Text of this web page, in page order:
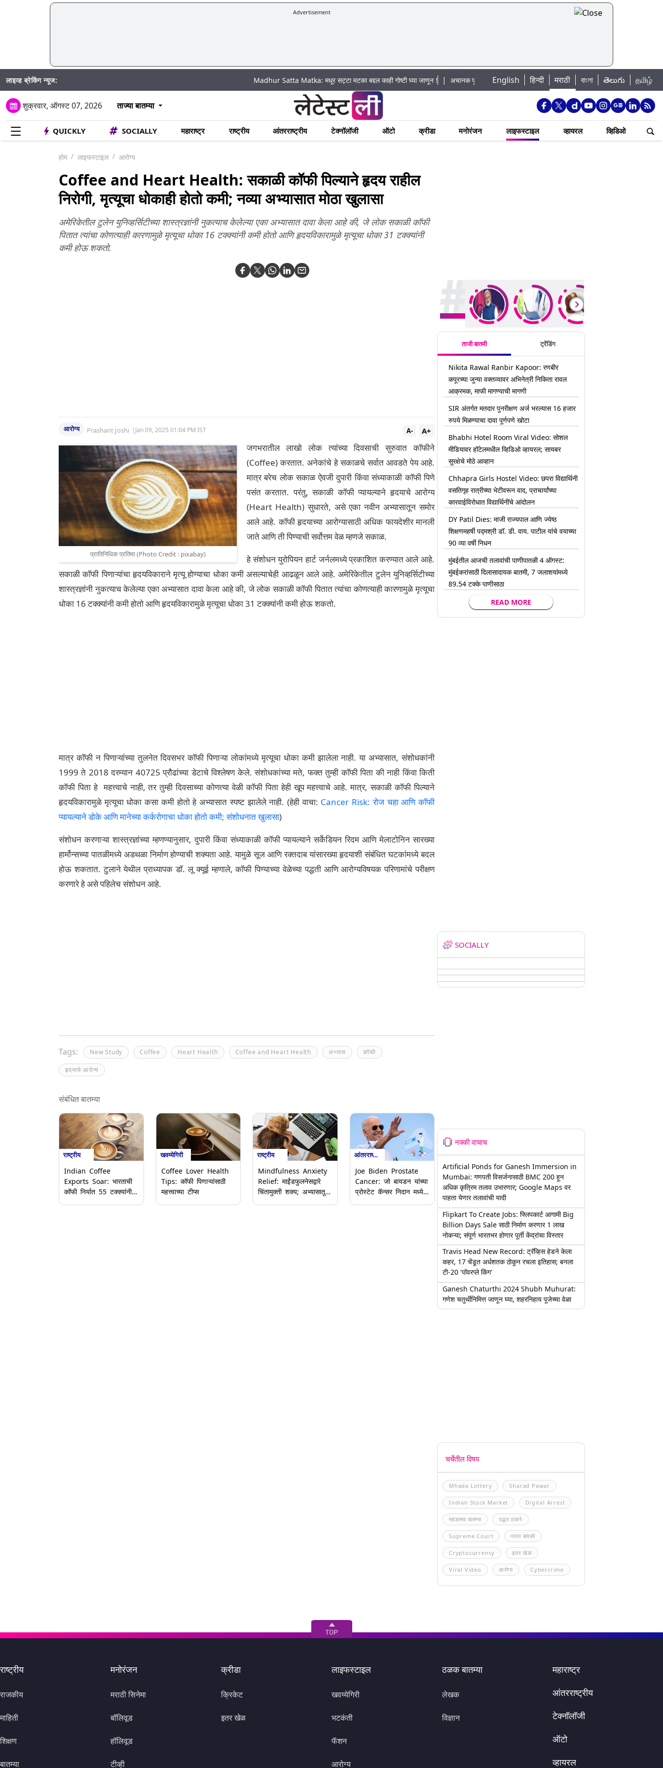
Advertisement
लाइव्ह ब्रेकिंग न्यूज: Madhur Satta Matka: मधूर सट्टा मटका बद्दल काही गोष्टी घ्या जाणून !|अचानक पूराचा धोका: खडकवासला धरणातून मुठानदी पात्रात विसर्ग सुरु; नागरिकांना नदीपात्रात न
English हिन्दी मराठी বাংলা తెలుగు தமிழ்
शुक्रवार, ऑगस्ट 07, 2026 ताज्या बातम्या
QUICKLY SOCIALLY महाराष्ट्र राष्ट्रीय आंतरराष्ट्रीय टेक्नॉलॉजी ऑटो क्रीडा मनोरंजन लाइफस्टाइल व्हायरल व्हिडिओ
होम लाइफस्टाइल आरोग्य
Coffee and Heart Health: सकाळी कॉफी पिल्याने हृदय राहील
निरोगी, मृत्यूचा धोकाही होतो कमी; नव्या अभ्यासात मोठा खुलासा
अमेरिकेतील टुलेन युनिव्हर्सिटीच्या शास्त्रज्ञांनी नुकत्याच केलेल्या एका अभ्यासात दावा केला आहे की, जे लोक सकाळी कॉफी
पितात त्यांचा कोणत्याही कारणामुळे मृत्यूचा धोका 16 टक्क्यांनी कमी होतो आणि हृदयविकारामुळे मृत्यूचा धोका 31 टक्क्यांनी
कमी होऊ शकतो.
आरोग्य Prashant Joshi | Jan 09, 2025 01:04 PM IST A+
A-
प्रातिनिधिक प्रतिमा (Photo Credit : pixabay)
जगभरातील लाखो लोक त्यांच्या दिवसाची सुरुवात कॉफीने
(Coffee) करतात. अनेकांचे हे सकाळचे सर्वात आवडते पेय आहे.
मात्र बरेच लोक सकाळ ऐवजी दुपारी किंवा संध्याकाळी कॉफी पिणे
पसंत करतात. परंतु, सकाळी कॉफी प्यायल्याने हृदयाचे आरोग्य
(Heart Health) सुधारते, असे एका नवीन अभ्यासातून समोर
आले आहे. कॉफी हृदयाच्या आरोग्यासाठी अधिक फायदेशीर मानली
जाते आणि ती पिण्याची सर्वोत्तम वेळ म्हणजे सकाळ.
हे संशोधन युरोपियन हार्ट जर्नलमध्ये प्रकाशित करण्यात आले आहे.
सकाळी कॉफी पिणाऱ्यांचा हृदयविकाराने मृत्यू होण्याचा धोका कमी असल्याचेही आढळून आले आहे. अमेरिकेतील टुलेन युनिव्हर्सिटीच्या
शास्त्रज्ञांनी नुकत्याच केलेल्या एका अभ्यासात दावा केला आहे की, जे लोक सकाळी कॉफी पितात त्यांचा कोणत्याही कारणामुळे मृत्यूचा
धोका 16 टक्क्यांनी कमी होतो आणि हृदयविकारामुळे मृत्यूचा धोका 31 टक्क्यांनी कमी होऊ शकतो.
मात्र कॉफी न पिणाऱ्यांच्या तुलनेत दिवसभर कॉफी पिणाऱ्या लोकांमध्ये मृत्यूचा धोका कमी झालेला नाही. या अभ्यासात, संशोधकांनी
1999 ते 2018 दरम्यान 40725 प्रौढांच्या डेटाचे विश्लेषण केले. संशोधकांच्या मते, फक्त तुम्ही कॉफी पिता की नाही किंवा किती
कॉफी पिता हे महत्त्वाचे नाही, तर तुम्ही दिवसाच्या कोणत्या वेळी कॉफी पिता हेही खूप महत्त्वाचे आहे. मात्र, सकाळी कॉफी पिल्याने
हृदयविकारामुळे मृत्यूचा धोका कसा कमी होतो हे अभ्यासात स्पष्ट झालेले नाही. (हेही वाचा: Cancer Risk: रोज चहा आणि कॉफी
प्यायल्याने डोके आणि मानेच्या कर्करोगाचा धोका होतो कमी; संशोधनात खुलासा)
संशोधन करणाऱ्या शास्त्रज्ञांच्या म्हणण्यानुसार, दुपारी किंवा संध्याकाळी कॉफी प्यायल्याने सर्केडियन रिदम आणि मेलाटोनिन सारख्या
हार्मोन्सच्या पातळीमध्ये अडथळा निर्माण होण्याची शक्यता आहे. यामुळे सूज आणि रक्तदाब यांसारख्या हृदयाशी संबंधित घटकांमध्ये बदल
होऊ शकतात. टुलाने येथील प्राध्यापक डॉ. लू क्यूई म्हणाले, कॉफी पिण्याच्या वेळेच्या पद्धती आणि आरोग्यविषयक परिणामांचे परीक्षण
करणारे हे असे पहिलेच संशोधन आहे.
Tags: New Study Coffee Heart Health Coffee and Heart Health अभ्यास कॉफी
हृदयाचे आरोग्य
संबंधित बातम्या
राष्ट्रीय
Indian Coffee
Exports Soar: भारताची
कॉफी निर्यात 55 टक्क्यांनी
खवय्येगिरी
Coffee Lover Health
Tips: कॉफी पिणाऱ्यांसाठी
महत्त्वाच्या टीप्स
राष्ट्रीय
Mindfulness Anxiety
Relief: माईंडफुलनेसद्वारे
चिंतामुक्ती शक्य; अभ्यासातून
आंतरराष्ट्रीय
Joe Biden Prostate
Cancer: जो बायडन यांच्या
प्रोस्टेट कॅन्सर निदान मध्ये
ताजी बातमी ट्रेंडिंग
Nikita Rawal Ranbir Kapoor: रणबीर
कपूरच्या जुन्या वक्तव्यावर अभिनेत्री निकिता रावल
आक्रमक, माफी मागण्याची मागणी
SIR अंतर्गत मतदार पुनरीक्षण अर्ज भरल्यास 16 हजार
रुपये मिळण्याचा दावा पूर्णपणे खोटा
Bhabhi Hotel Room Viral Video: सोशल
मीडियावर हॉटेलमधील व्हिडिओ व्हायरल; सायबर
सुरक्षेचे मोठे आव्हान
Chhapra Girls Hostel Video: छपरा विद्यार्थिनी
वसतिगृह रात्रीच्या भेटीवरून वाद, प्राचार्यांच्या
कारवाईविरोधात विद्यार्थिनींचे आंदोलन
DY Patil Dies: माजी राज्यपाल आणि ज्येष्ठ
शिक्षणमहर्षी पद्मश्री डॉ. डी. वाय. पाटील यांचे वयाच्या
90 व्या वर्षी निधन
मुंबईतील आजची तलावांची पाणीपातळी 4 ऑगस्ट:
मुंबईकरांसाठी दिलासादायक बातमी, 7 जलाशयांमध्ये
89.54 टक्के पाणीसाठा
READ MORE
SOCIALLY
नक्की वाचाच
Artificial Ponds for Ganesh Immersion in
Mumbai: गणपती विसर्जनासाठी BMC 200 हून
अधिक कृत्रिम तलाव उभारणार; Google Maps वर
पाहता येणार तलावांची यादी
Flipkart To Create Jobs: फ्लिपकार्ट आगामी Big
Billion Days Sale साठी निर्माण करणार 1 लाख
नोकऱ्या; संपूर्ण भारतभर होणार पूर्ती केंद्रांचा विस्तार
Travis Head New Record: ट्रॅव्हिस हेडने केला
कहर, 17 चेंडूत अर्धशतक ठोकून रचला इतिहास; बनला
टी-20 'पॉवरप्ले किंग'
Ganesh Chaturthi 2024 Shubh Muhurat:
गणेश चतुर्थीनिमित्त जाणून घ्या, शहरनिहाय पूजेच्या वेळा
चर्चेतील विषय
Mhada Lottery Sharad Pawar
Indian Stock Market Digital Arrest
म्हाडाच्या बातम्या उद्धव ठाकरे
Supreme Court नवरा बायको
Cryptocurrency इतर खेळ
Viral Video आरोग्य Cybercrime
राष्ट्रीय
राजकीय
माहिती
शिक्षण
बातम्या
मनोरंजन
मराठी सिनेमा
बॉलिवूड
हॉलिवूड
टीव्ही
क्रीडा
क्रिकेट
इतर खेळ
लाइफस्टाइल
खवय्येगिरी
भटकंती
फॅशन
आरोग्य
ठळक बातम्या
लेखक
विज्ञान
महाराष्ट्र
आंतरराष्ट्रीय
टेक्नॉलॉजी
ऑटो
व्हायरल